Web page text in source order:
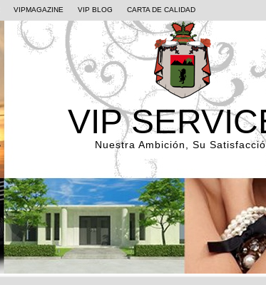
VIPMAGAZINE VIP BLOG CARTA DE CALIDAD
VIP
Nuestra Ambición, Su